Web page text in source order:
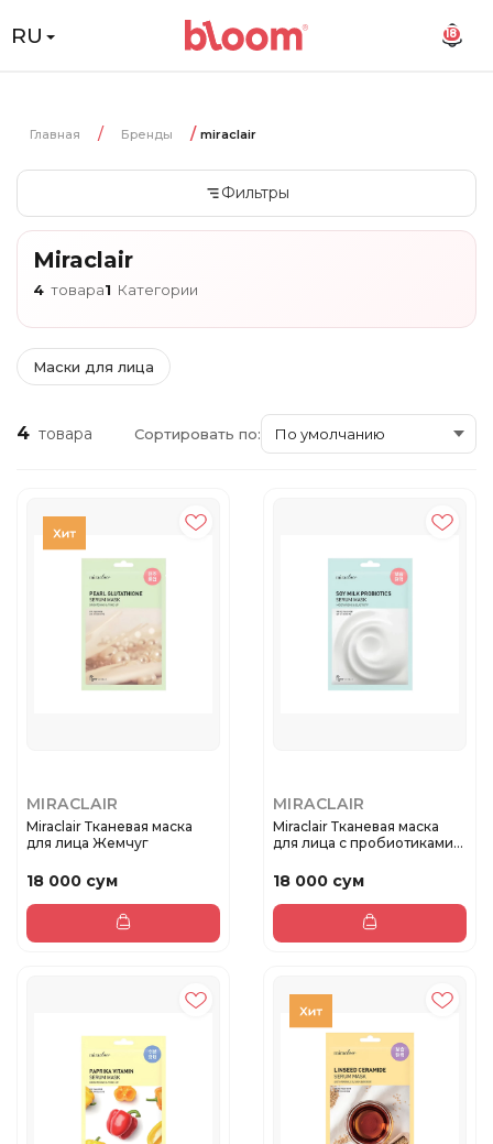
RU 18
Главная Бренды miraclair
Фильтры
Miraclair
4 товара1 Категории
Маски для лица
4 товара Сортировать по:
MIRACLAIR
Miraclair Тканевая маска
для лица Жемчуг
18 000 сум
MIRACLAIR
Miraclair Тканевая маска
для лица с пробиотиками
18 000 сум